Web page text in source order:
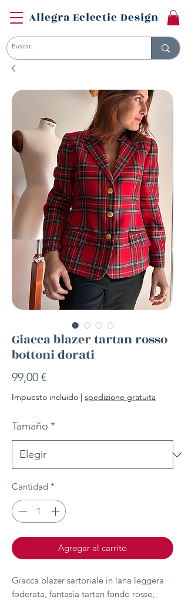
Allegra Eclectic Design
Giacca blazer tartan rosso
bottoni dorati
99,00 €Precio
Impuesto incluido | spedizione gratuita
Tamaño *
Cantidad *
Agregar al carrito
Giacca blazer sartoriale in lana leggera
foderata, fantasia tartan fondo rosso,